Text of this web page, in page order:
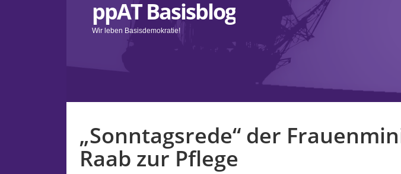
ppAT Basisblog
Wir leben Basisdemokratie!
„Sonntagsrede“ der
Raab zur Pflege